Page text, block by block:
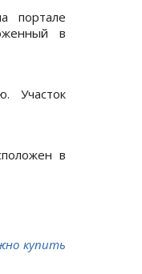
портале
в
Участок
в
купить